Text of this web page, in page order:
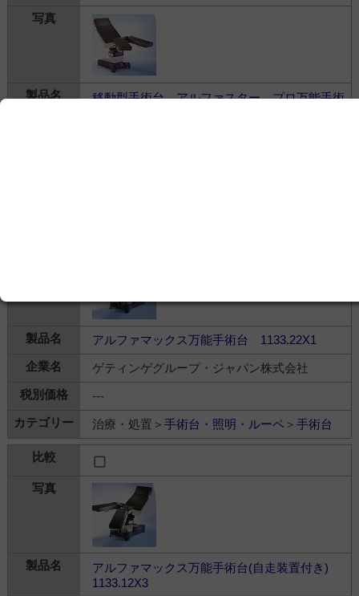
移動型手術台 アルファスター プロ万能手術
アルファマックス万能手術台 1133.22X1
ゲティンゲグループ・ジャパン株式会社
---
治療・処置＞ 手術台・照明・ルーペ＞ 手術台
アルファマックス万能手術台(自走装置付き)
1133.12X3